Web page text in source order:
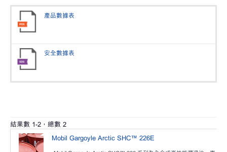
產品數據表
安全數據表
結果數 1-2 ，總數 2
Mobil Gargoyle Arctic SHC™ 226E